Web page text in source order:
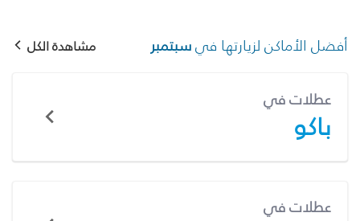
أفضل الأماكن لزيارتها فيسبتمبر مشاهدة الكل
عطلات في
باكو
عطلات في